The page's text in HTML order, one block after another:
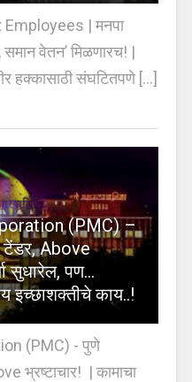
| मनपा
समान वेतन’ मिळणारच! |
हक्कासाठी संघटितपणे [...]
(PMC) –
टेंडर, Above
सुधारेल, पण…
इच्छाशक्तीचे काय..!
(PMC) - पुणे
भ्रष्टाचार! | कामाचा